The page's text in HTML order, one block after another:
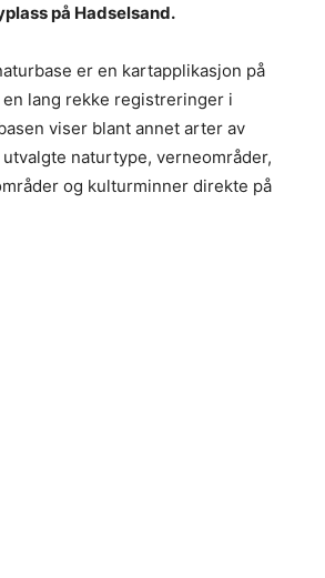
på Hadselsand.
er en kartapplikasjon på
lang rekke registreringer i
viser blant annet arter av
naturtype, verneområder,
og kulturminner direkte på